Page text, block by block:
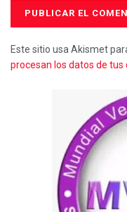
Este sitio usa Akismet
procesan los datos de tus